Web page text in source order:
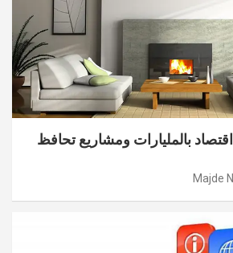
اقتصاد بالمليارات ومشاريع تحافظ
Majde